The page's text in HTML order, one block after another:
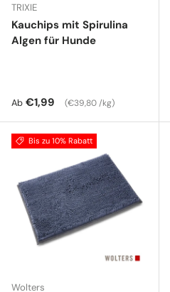
TRIXIE
Kauchips mit Spirulina
Algen für Hunde
Normaler Preis
Ab €1,99 Grundpreis
€39,80 /kg
Bis zu 10% Rabatt
Wolters